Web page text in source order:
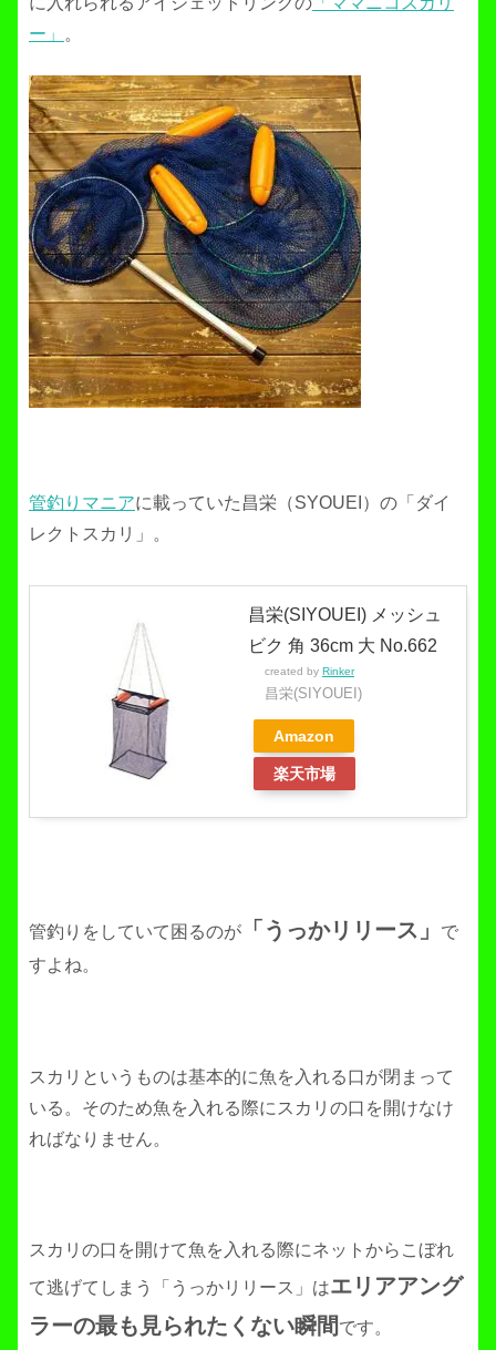
ー」
。
管釣りマニアに載っていた昌栄（SYOUEI）の「ダイ
レクトスカリ」。
昌栄(SIYOUEI) メッシュ
ビク 角 36cm 大 No.662
created by Rinker
昌栄(SIYOUEI)
Amazon
楽天市場
管釣りをしていて困るのが 「うっかリリース」
で
すよね。
スカリというものは基本的に魚を入れる口が閉まって
いる。そのため魚を入れる際にスカリの口を開けなけ
ればなりません。
スカリの口を開けて魚を入れる際にネットからこぼれ
て逃げてしまう「うっかリリース」はエリアアング
ラーの最も見られたくない瞬間 です。